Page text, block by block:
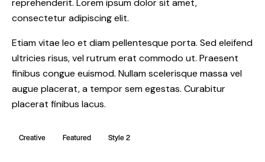
reprehenderit. Lorem ipsum dolor sit amet,
consectetur adipiscing elit.
Etiam vitae leo et diam pellentesque porta. Sed eleifend
ultricies risus, vel rutrum erat commodo ut. Praesent
finibus congue euismod. Nullam scelerisque massa vel
augue placerat, a tempor sem egestas. Curabitur
placerat finibus lacus.
Creative Featured Style 2